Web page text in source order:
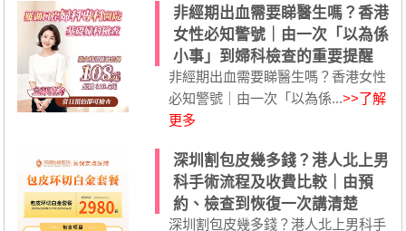
非經期出血需要睇醫生嗎？香港
女性必知警號｜由一次「以為係
小事」到婦科檢查的重要提醒
非經期出血需要睇醫生嗎？香港女性
必知警號｜由一次「以為係...>>了解
更多
深圳割包皮幾多錢？港人北上男
科手術流程及收費比較｜由預
約、檢查到恢復一次講清楚
深圳割包皮幾多錢？港人北上男科手